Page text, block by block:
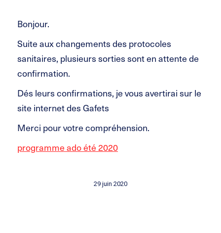
Bonjour.
Suite aux changements des protocoles
sanitaires, plusieurs sorties sont en attente de
confirmation.
Dés leurs confirmations, je vous avertirai sur le
site internet des Gafets
Merci pour votre compréhension.
programme ado été 2020
29 juin 2020